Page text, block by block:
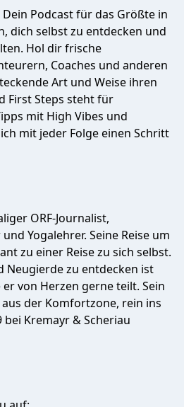
Podcast für das Größte in
dich selbst zu entdecken und
Hol dir frische
Coaches und anderen
Art und Weise ihren
First Steps steht für
mit High Vibes und
mit jeder Folge einen Schritt
ORF-Journalist,
Yogalehrer. Seine Reise um
zu einer Reise zu sich selbst.
Neugierde zu entdecken ist
von Herzen gerne teilt. Sein
aus der Komfortzone, rein ins
bei Kremayr & Scheriau